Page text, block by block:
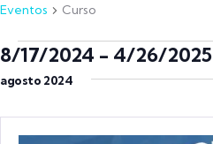
Eventos Curso
8/17/2024 - 4/26/2025
Selecciona
agosto 2024